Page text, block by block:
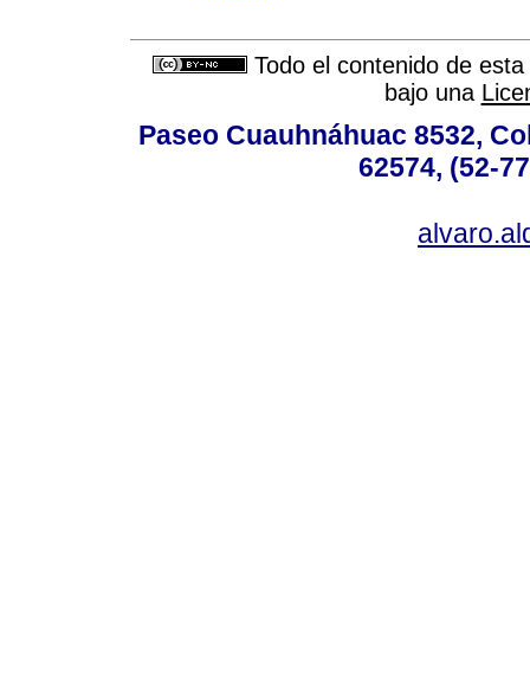
Todo el contenido de
bajo una
Paseo Cuauhnáhuac 8532,
62574, (52-